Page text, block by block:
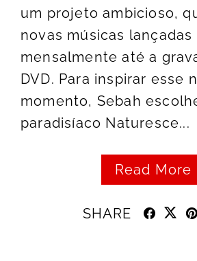
um projeto ambicioso,
novas músicas lançadas
mensalmente até a
DVD. Para inspirar esse
momento, Sebah
paradisíaco Naturesce...
Read More
SHARE